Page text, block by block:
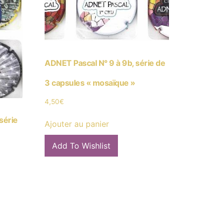
ADNET Pascal N° 9 à 9b, série de
3 capsules « mosaïque »
4,50€
Ajouter au panier
Add To Wishlist